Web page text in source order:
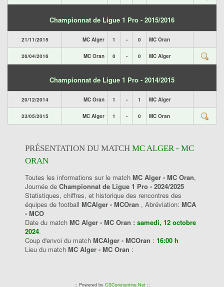
Championnat de Ligue 1 Pro - 2015/2016
21/11/2015 MC Alger 1 - 0 MC Oran
26/04/2016 MC Oran 0 - 0 MC Alger
Championnat de Ligue 1 Pro - 2014/2015
20/12/2014 MC Oran 1 - 1 MC Alger
23/05/2015 MC Alger 1 - 0 MC Oran
PRÉSENTATION DU MATCH MC ALGER - MC
ORAN
Toutes les informations sur le match MC Alger - MC Oran,
Journée de Championnat de Ligue 1 Pro - 2024/2025
Statistiques, chiffres, et historique des rencontres des
équipes de football MCAlger - MCOran , Abréviation: MCA
- MCO
Date du match MC Alger - MC Oran : samedi, 12 octobre
2024.
Coup d'envoi du match MCAlger - MCOran : 16:00 h
Lieu du match MC Alger - MC Oran :
:: Powered by CSConstantine.Net::